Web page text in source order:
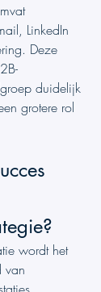
LinkedIn
Deze
duidelijk
grotere rol
wordt het
van